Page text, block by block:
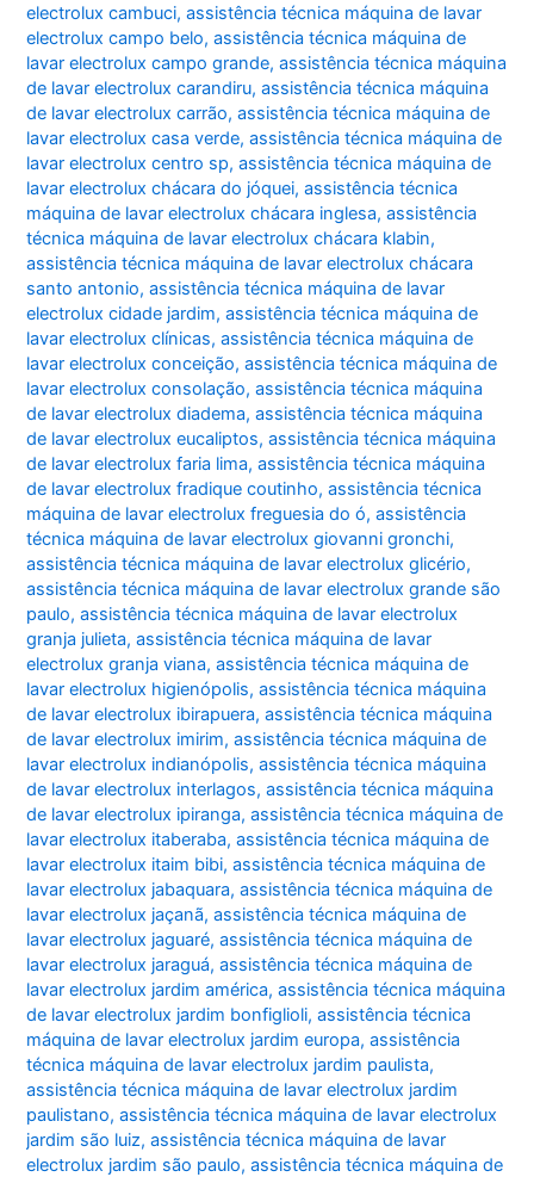
electrolux cambuci,assistência técnica máquina de lavar
electrolux campo belo,assistência técnica máquina de
lavar electrolux campo grande,assistência técnica máquina
de lavar electrolux carandiru,assistência técnica máquina
de lavar electrolux carrão,assistência técnica máquina de
lavar electrolux casa verde,assistência técnica máquina de
lavar electrolux centro sp,assistência técnica máquina de
lavar electrolux chácara do jóquei,assistência técnica
máquina de lavar electrolux chácara inglesa,assistência
técnica máquina de lavar electrolux chácara klabin,
assistência técnica máquina de lavar electrolux chácara
santo antonio,assistência técnica máquina de lavar
electrolux cidade jardim,assistência técnica máquina de
lavar electrolux clínicas,assistência técnica máquina de
lavar electrolux conceição,assistência técnica máquina de
lavar electrolux consolação,assistência técnica máquina
de lavar electrolux diadema,assistência técnica máquina
de lavar electrolux eucaliptos,assistência técnica máquina
de lavar electrolux faria lima,assistência técnica máquina
de lavar electrolux fradique coutinho,assistência técnica
máquina de lavar electrolux freguesia do ó,assistência
técnica máquina de lavar electrolux giovanni gronchi,
assistência técnica máquina de lavar electrolux glicério,
assistência técnica máquina de lavar electrolux grande são
paulo,assistência técnica máquina de lavar electrolux
granja julieta,assistência técnica máquina de lavar
electrolux granja viana,assistência técnica máquina de
lavar electrolux higienópolis,assistência técnica máquina
de lavar electrolux ibirapuera,assistência técnica máquina
de lavar electrolux imirim,assistência técnica máquina de
lavar electrolux indianópolis,assistência técnica máquina
de lavar electrolux interlagos,assistência técnica máquina
de lavar electrolux ipiranga,assistência técnica máquina de
lavar electrolux itaberaba,assistência técnica máquina de
lavar electrolux itaim bibi,assistência técnica máquina de
lavar electrolux jabaquara,assistência técnica máquina de
lavar electrolux jaçanã,assistência técnica máquina de
lavar electrolux jaguaré,assistência técnica máquina de
lavar electrolux jaraguá,assistência técnica máquina de
lavar electrolux jardim américa,assistência técnica máquina
de lavar electrolux jardim bonfiglioli,assistência técnica
máquina de lavar electrolux jardim europa,assistência
técnica máquina de lavar electrolux jardim paulista,
assistência técnica máquina de lavar electrolux jardim
paulistano,assistência técnica máquina de lavar electrolux
jardim são luiz,assistência técnica máquina de lavar
electrolux jardim são paulo,assistência técnica máquina de